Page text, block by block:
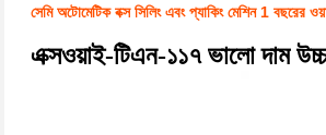
সেমি অটোমেটিক বক্স সিলিং এবং প্যাকিং মেশিন 1 বছরের
এক্সওয়াই-টিএন-১১৭ ভালো দাম